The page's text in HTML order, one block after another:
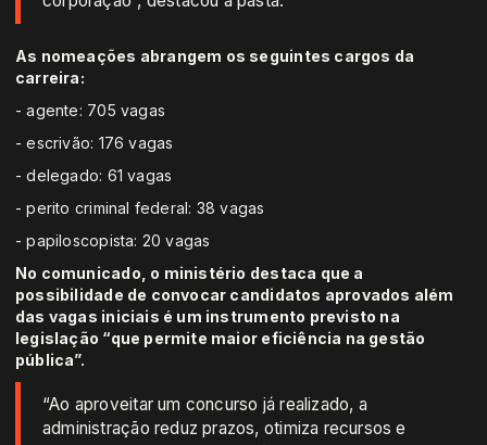
As nomeações abrangem os seguintes cargos da
carreira:
- agente: 705 vagas
- escrivão: 176 vagas
- delegado: 61 vagas
- perito criminal federal: 38 vagas
- papiloscopista: 20 vagas
No comunicado, o ministério destaca que a
possibilidade de convocar candidatos aprovados além
das vagas iniciais é um instrumento previsto na
legislação “que permite maior eficiência na gestão
pública”.
“Ao aproveitar um concurso já realizado, a
administração reduz prazos, otimiza recursos e